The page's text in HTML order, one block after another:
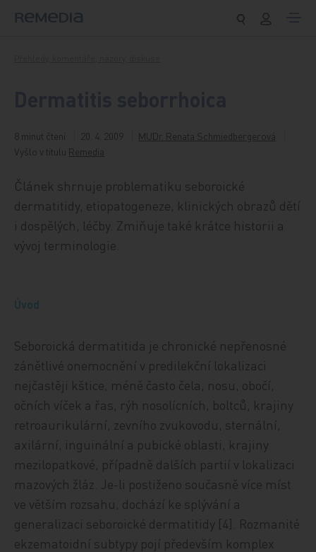
8 minut čtení 20. 4. 2009
MUDr. Renata Schmiedbergerová
Vyšlo v titulu Remedia
Článek shrnuje problematiku seboroické
dermatitidy, etiopatogeneze, klinických obrazů dětí
i dospělých, léčby. Zmiňuje také krátce historii a
vývoj terminologie.
Úvod
Seboroická dermatitida je chronické nepřenosné
zánětlivé onemocnění v predilekční lokalizaci
nejčastěji kštice, méně často čela, nosu, obočí,
očních víček a řas, rýh nosolícních, boltců, krajiny
retroaurikulární, zevního zvukovodu, sternální,
axilární, inguinální a pubické oblasti, krajiny
mezilopatkové, případně dalších partií v lokalizaci
mazových žláz. Je-li postiženo současně více míst
ve větším rozsahu, dochází ke splývání a
generalizaci seboroické dermatitidy [4]. Rozmanité
ekzematoidní subtypy pojí především komplex